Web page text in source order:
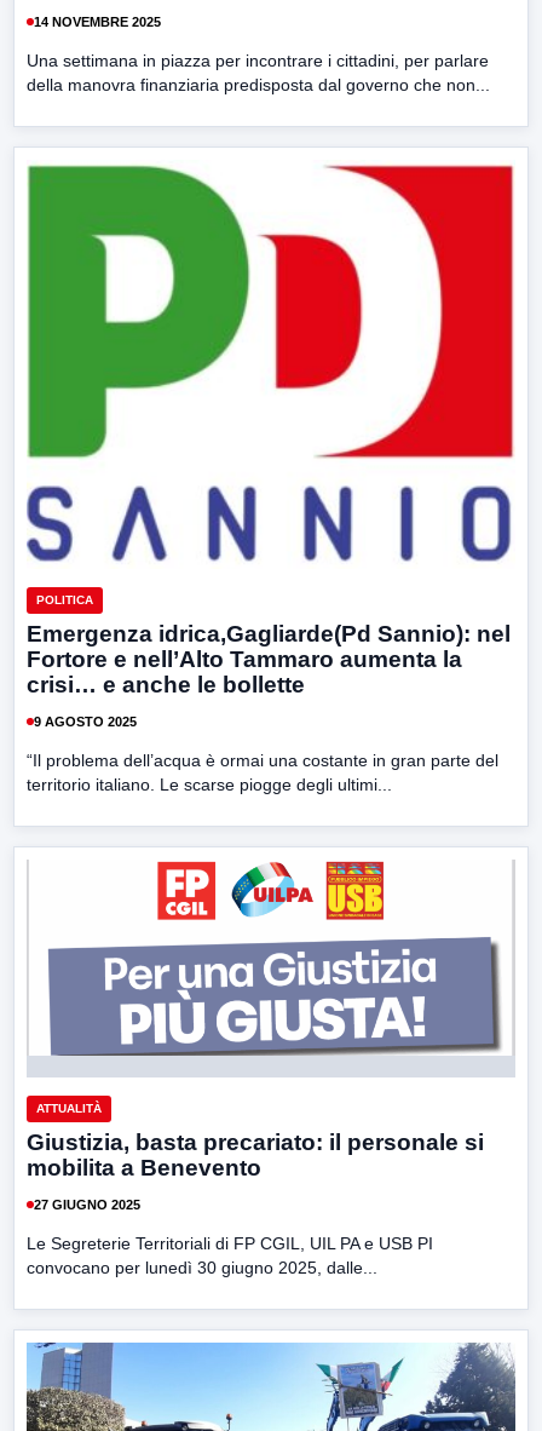
14 NOVEMBRE 2025
Una settimana in piazza per incontrare i cittadini, per parlare
della manovra finanziaria predisposta dal governo che non...
POLITICA
Emergenza idrica,Gagliarde(Pd Sannio): nel
Fortore e nell’Alto Tammaro aumenta la
crisi… e anche le bollette
9 AGOSTO 2025
“Il problema dell’acqua è ormai una costante in gran parte del
territorio italiano. Le scarse piogge degli ultimi...
ATTUALITÀ
Giustizia, basta precariato: il personale si
mobilita a Benevento
27 GIUGNO 2025
Le Segreterie Territoriali di FP CGIL, UIL PA e USB PI
convocano per lunedì 30 giugno 2025, dalle...